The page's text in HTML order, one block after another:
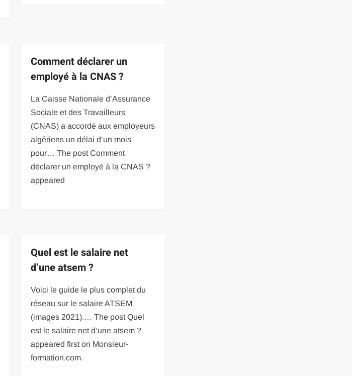
Comment déclarer un
employé à la CNAS ?
La Caisse Nationale d’Assurance
Sociale et des Travailleurs
(CNAS) a accordé aux employeurs
algériens un délai d’un mois
pour… The post Comment
déclarer un employé à la CNAS ?
appeared
Quel est le salaire net
d’une atsem ?
Voici le guide le plus complet du
réseau sur le salaire ATSEM
(images 2021).… The post Quel
est le salaire net d’une atsem ?
appeared first on Monsieur-
formation.com.